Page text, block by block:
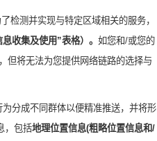
检测并实现与特定区域相关的服务，
收集及使用”表格）。 如您和/或您的
但将无法为您提供网络链路的选择与
分成不同群体以便精准推送，并将形
，包括地理位置信息(粗略位置信息和/